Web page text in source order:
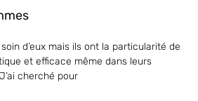
d’eux mais ils ont la particularité de
et efficace même dans leurs
cherché pour